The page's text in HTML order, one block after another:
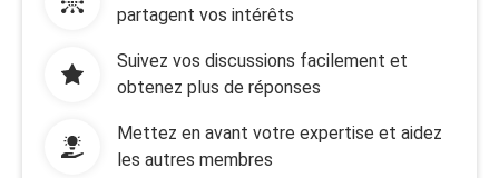
partagent vos intérêts
Suivez vos discussions facilement et
obtenez plus de réponses
Mettez en avant votre expertise et aidez
les autres membres